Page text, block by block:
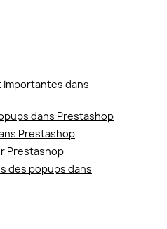
importantes dans
dans Prestashop
Prestashop
Prestashop
des popups dans